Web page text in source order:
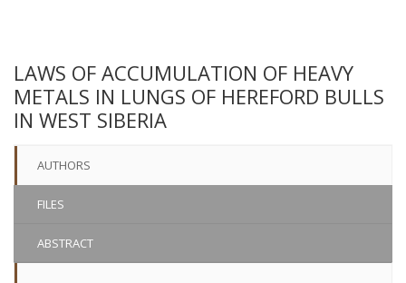
LAWS OF ACCUMULATION OF HEAVY
METALS IN LUNGS OF HEREFORD BULLS
IN WEST SIBERIA
AUTHORS
FILES
ABSTRACT